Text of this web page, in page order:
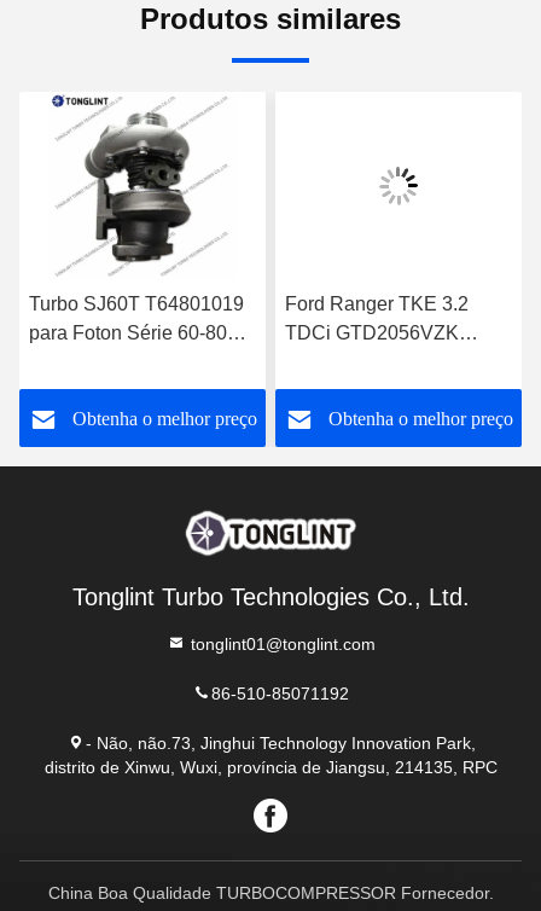
Produtos similares
Turbo SJ60T T64801019
para Foton Série 60-80
4T Turbocharger
Obtenha o melhor preço
Ford Ranger TKE 3.2
TDCi GTD2056VZK
FB3Q6K682DB
Obtenha o melhor preço
Tonglint Turbo Technologies Co., Ltd.
tonglint01@tonglint.com
86-510-85071192
- Não, não.73, Jinghui Technology Innovation Park,
distrito de Xinwu, Wuxi, província de Jiangsu, 214135, RPC
China Boa Qualidade TURBOCOMPRESSOR Fornecedor.